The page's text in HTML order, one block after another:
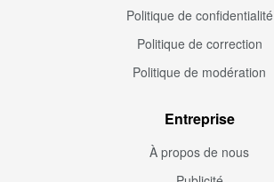
Politique de confidentialité
Politique de correction
Politique de modération
Entreprise
À propos de nous